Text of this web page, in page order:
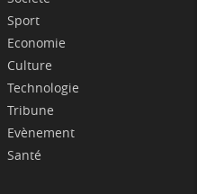
Sport
Economie
Culture
Technologie
Tribune
Evènement
Santé